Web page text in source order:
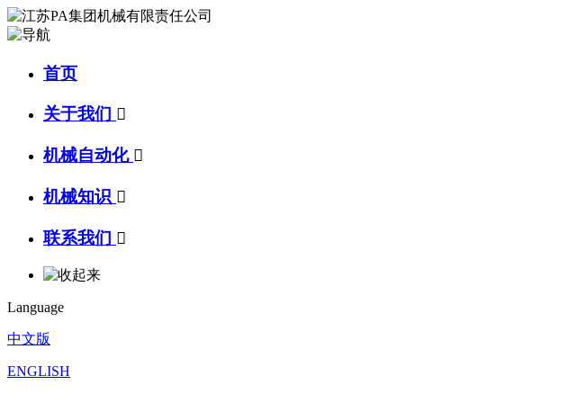
首页
关于我们 
机械自动化 
机械知识 
联系我们 
Language
中文版
ENGLISH